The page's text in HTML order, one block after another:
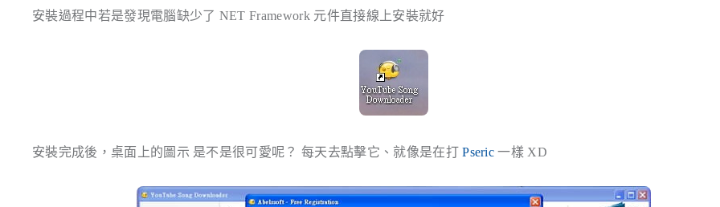
安裝過程中若是發現電腦缺少了 NET Framework 元件直接線上安裝就好
安裝完成後，桌面上的圖示 是不是很可愛呢？ 每天去點擊它、就像是在打Pseric 一樣 XD